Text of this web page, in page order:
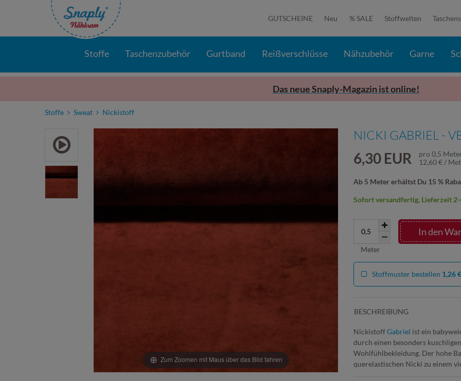
GUTSCHEINE Neu % SALE Stoffwelten
Stoffe Taschenzubehör Gurtband Reißverschlüsse Nähzubehör Garne
Das neue Snaply-Magazin ist online!
Stoffe Sweat Nickistoff
Zum Zoomen mit Maus über das Bild fahren
NICKI GABRIEL -
6,30 EUR pro 0,5
12,60 € /
Ab 5 Meter erhältst Du 15 %
In den
Meter
Sofort versandfertig, Lieferzeit
Stoffmuster bestellen 1,26 €
BESCHREIBUNG
NickistoffGabriel ist ein
durch einen besonders
Wohlfühlbekleidung. Der hohe
querelastischen Nicki zu einem